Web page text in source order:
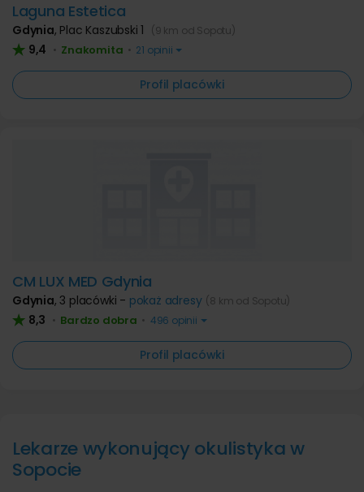
Laguna Estetica
Gdynia, Plac Kaszubski 1 (9 km od Sopotu)
9,4 • Znakomita • 21 opinii
Profil placówki
CM LUX MED Gdynia
Gdynia,3 placówki - pokaż adresy (8 km od Sopotu)
8,3 • Bardzo dobra • 496 opinii
Profil placówki
Lekarze wykonujący okulistyka w
Sopocie